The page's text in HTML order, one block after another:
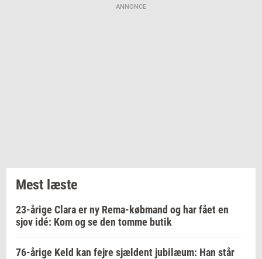
ANNONCE
Mest læste
23-årige Clara er ny Rema-købmand og har fået en
sjov idé: Kom og se den tomme butik
76-årige Keld kan fejre sjældent jubilæum: Han står